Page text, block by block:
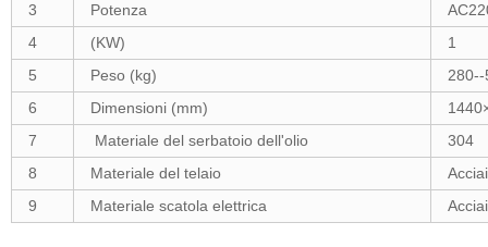
3
Potenza
4
(KW)
1
5
Peso (kg)
280--
6
Dimensioni (mm)
7
Materiale del serbatoio dell'olio
304
8
Materiale del telaio
9
Materiale scatola elettrica